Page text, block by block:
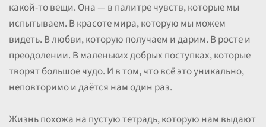
какой-то вещи. Она — в палитре чувств, которые мы
испытываем. В красоте мира, которую мы можем
видеть. В любви, которую получаем и дарим. В росте и
преодолении. В маленьких добрых поступках, которые
творят большое чудо. И в том, что всё это уникально,
неповторимо и даётся нам один раз.
Жизнь похожа на пустую тетрадь, которую нам выдают